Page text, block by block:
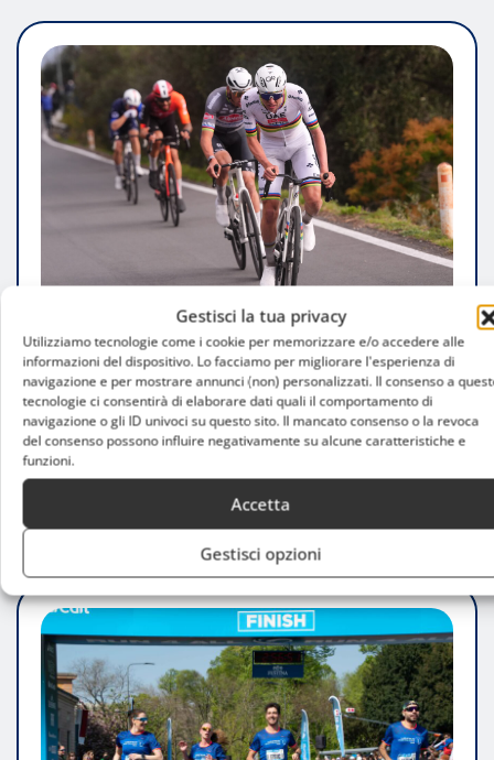
Gestisci la tua privacy
Utilizziamo tecnologie come i cookie per memorizzare e/o accedere alle
informazioni del dispositivo. Lo facciamo per migliorare l'esperienza di
navigazione e per mostrare annunci (non) personalizzati. Il consenso a
tecnologie ci consentirà di elaborare dati quali il comportamento di
navigazione o gli ID univoci su questo sito. Il mancato consenso o la revoca
del consenso possono influire negativamente su alcune caratteristiche e
funzioni.
Accetta
Gestisci opzioni
CONSIGLI
Attività Fisica Completa All’Aperto:
Benefici, Esercizi E Consigli Per
Allenarsi Nella Natura
Giu 7, 2026